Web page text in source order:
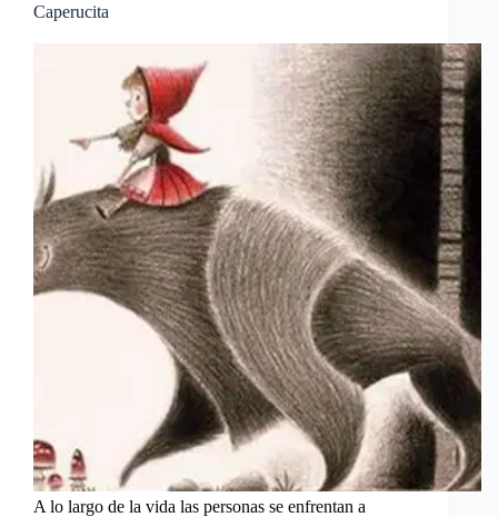
Caperucita
A lo largo de la vida las personas se enfrentan a